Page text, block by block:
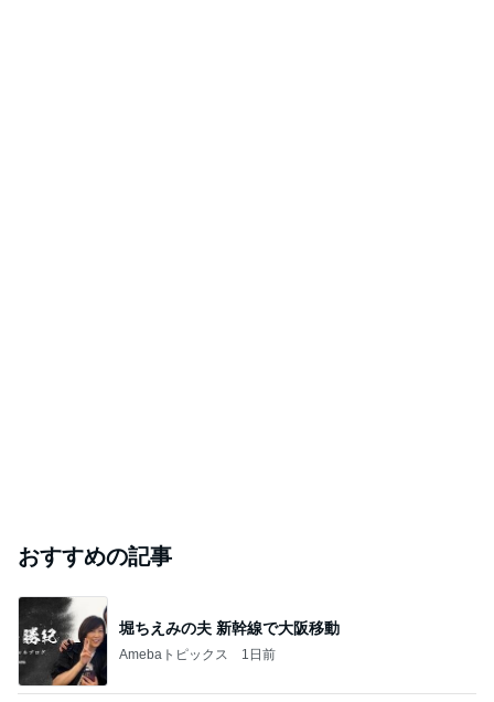
おすすめの記事
堀ちえみの夫 新幹線で大阪移動
Amebaトピックス 1日前